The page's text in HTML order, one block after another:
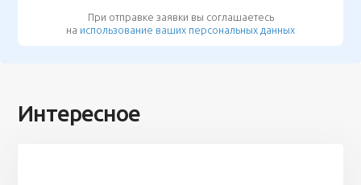
При отправке заявки вы соглашаетесь
на использование ваших персональных данных
Интересное